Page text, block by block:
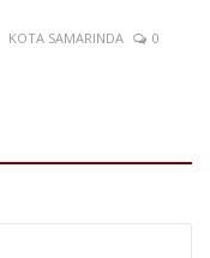
KOTA SAMARINDA
0